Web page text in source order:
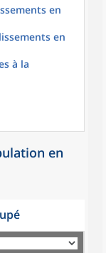
en
en
à la
en